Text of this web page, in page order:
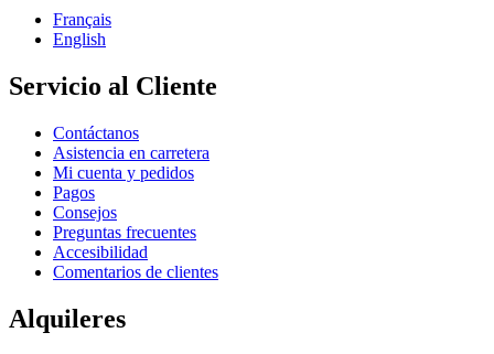
Français
English
Servicio al Cliente
Contáctanos
Asistencia en carretera
Mi cuenta y pedidos
Pagos
Consejos
Preguntas frecuentes
Accesibilidad
Comentarios de clientes
Alquileres